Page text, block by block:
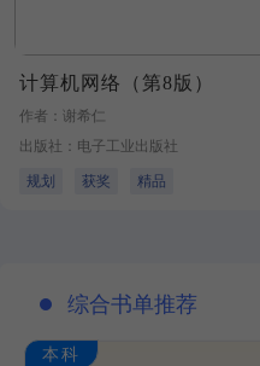
计算机网络（第8版）
作者：谢希仁
出版社：电子工业出版社
规划 获奖 精品
加入对比
选 用
综合书单推荐
本科